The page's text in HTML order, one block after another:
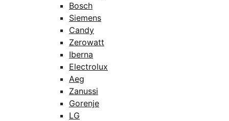
Bosch
Siemens
Candy
Zerowatt
Iberna
Electrolux
Aeg
Zanussi
Gorenje
LG